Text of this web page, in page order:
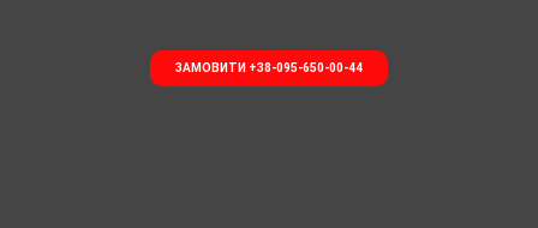
ЗАМОВИТИ +38-095-650-00-44